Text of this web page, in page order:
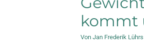
kommt
Von Jan Frederik Lührs